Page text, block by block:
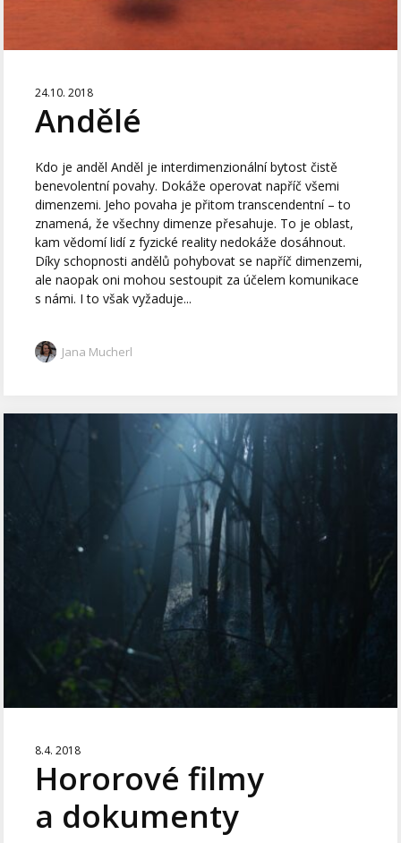
24.10. 2018
Andělé
Kdo je anděl Anděl je interdimenzionální bytost čistě
benevolentní povahy. Dokáže operovat napříč všemi
dimenzemi. Jeho povaha je přitom transcendentní – to
znamená, že všechny dimenze přesahuje. To je oblast,
kam vědomí lidí z fyzické reality nedokáže dosáhnout.
Díky schopnosti andělů pohybovat se napříč dimenzemi,
ale naopak oni mohou sestoupit za účelem komunikace
s námi. I to však vyžaduje...
Jana Mucherl
8.4. 2018
Hororové filmy
a dokumenty